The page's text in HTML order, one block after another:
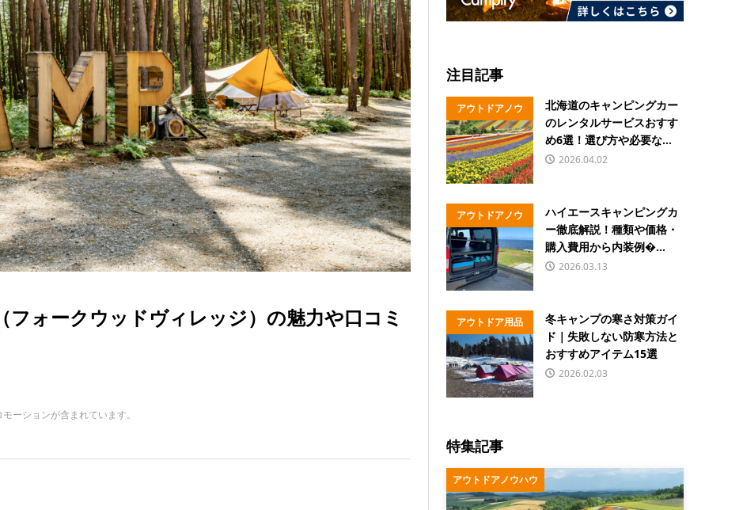
フォークウッドヴィレッジ）の魅力や口コミ
ーションが含まれています。
注目記事
アウトドアノウ
ハウ
北海道のキャンピングカー
のレンタルサービスおすす
め6選！選び方や必要な...
2026.04.02
アウトドアノウ
ハウ
ハイエースキャンピングカ
ー徹底解説！種類や価格・
購入費用から内装例�...
2026.03.13
アウトドア用品
冬キャンプの寒さ対策ガイ
ド｜失敗しない防寒方法と
おすすめアイテム15選
2026.02.03
特集記事
アウトドアノウハウ